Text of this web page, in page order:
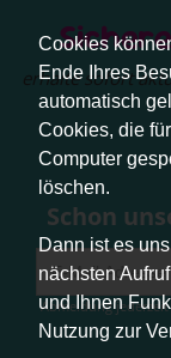
Cookies
Ende Ihres
automatisch
Cookies, die
Computer
löschen.
Dann ist es
nächsten
und Ihnen
Nutzung zur
erhalte sofort
Schon
Abmeldung